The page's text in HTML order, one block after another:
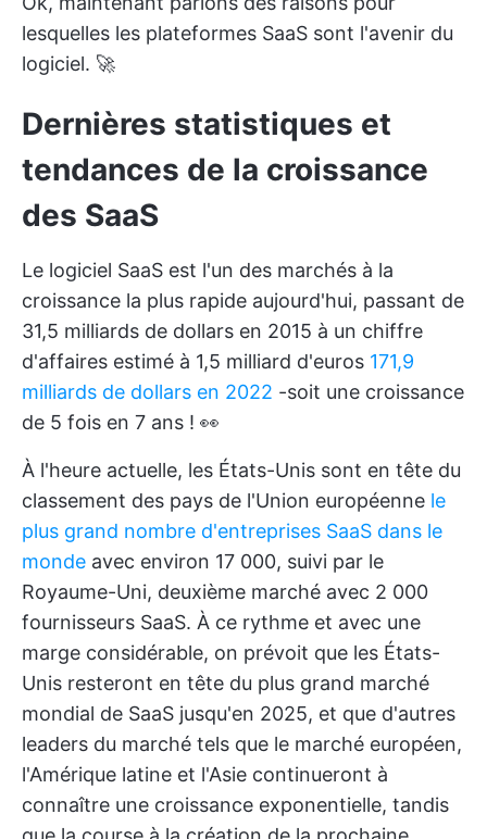
lesquelles les plateformes SaaS sont l'avenir du
logiciel. 🚀
Dernières statistiques et
tendances de la croissance
des SaaS
Le logiciel SaaS est l'un des marchés à la
croissance la plus rapide aujourd'hui, passant de
31,5 milliards de dollars en 2015 à un chiffre
d'affaires estimé à 1,5 milliard d'euros 171,9
milliards de dollars en 2022 -soit une croissance
de 5 fois en 7 ans ! 👀
À l'heure actuelle, les États-Unis sont en tête du
classement des pays de l'Union européenne le
plus grand nombre d'entreprises SaaS dans le
monde avec environ 17 000, suivi par le
Royaume-Uni, deuxième marché avec 2 000
fournisseurs SaaS. À ce rythme et avec une
marge considérable, on prévoit que les États-
Unis resteront en tête du plus grand marché
mondial de SaaS jusqu'en 2025, et que d'autres
leaders du marché tels que le marché européen,
l'Amérique latine et l'Asie continueront à
connaître une croissance exponentielle, tandis